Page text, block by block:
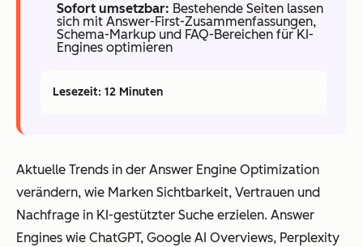
Sofort umsetzbar: Bestehende Seiten lassen
sich mit Answer-First-Zusammenfassungen,
Schema-Markup und FAQ-Bereichen für KI-
Engines optimieren
Lesezeit: 12 Minuten
Aktuelle Trends in der Answer Engine Optimization
verändern, wie Marken Sichtbarkeit, Vertrauen und
Nachfrage in KI-gestützter Suche erzielen. Answer
Engines wie ChatGPT, Google AI Overviews, Perplexity